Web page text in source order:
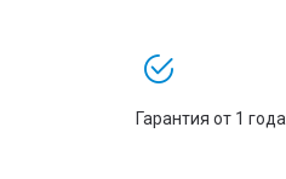
Гарантия от 1 года